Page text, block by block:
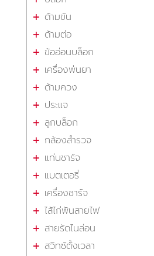
ด้ามขัน
ด้ามต่อ
ข้ออ่อนบล็อก
เครื่องพ่นยา
ด้ามควง
ประแจ
ลูกบล็อก
กล้องสำรวจ
แท่นชาร์จ
แบตเตอรี่
เครื่องชาร์จ
ไส้ไก่พันสายไฟ
สายรัดไนล่อน
สวิทซ์ตั้งเวลา